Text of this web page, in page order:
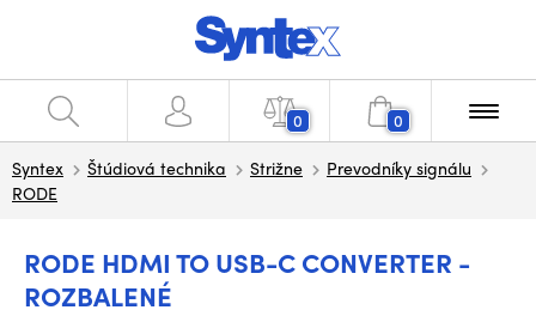
0 0
Syntex Štúdiová technika Strižne
Prevodníky signálu
RODE
RODE HDMI TO USB-C CONVERTER -
ROZBALENÉ